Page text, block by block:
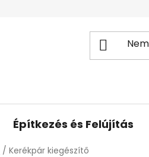
Építkezés és Felújítás
/ Kerékpár kiegészítő